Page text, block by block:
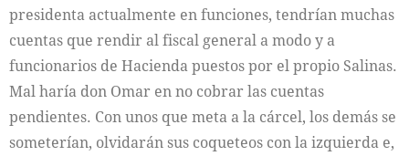
presidenta actualmente en funciones, tendrían muchas
cuentas que rendir al fiscal general a modo y a
funcionarios de Hacienda puestos por el propio Salinas.
Mal haría don Omar en no cobrar las cuentas
pendientes. Con unos que meta a la cárcel, los demás se
someterían, olvidarán sus coqueteos con la izquierda e,